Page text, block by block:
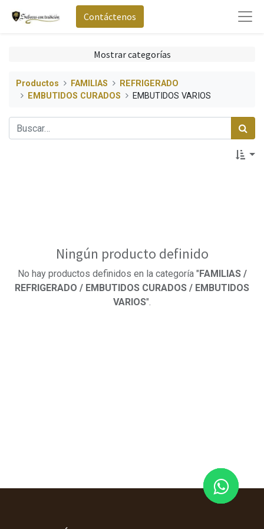
Contáctenos
Mostrar categorías
Productos FAMILIAS
REFRIGERADO
EMBUTIDOS CURADOS
EMBUTIDOS VARIOS
Ningún producto definido
No hay productos definidos en la categoría " FAMILIAS /
REFRIGERADO / EMBUTIDOS CURADOS / EMBUTIDOS
VARIOS".